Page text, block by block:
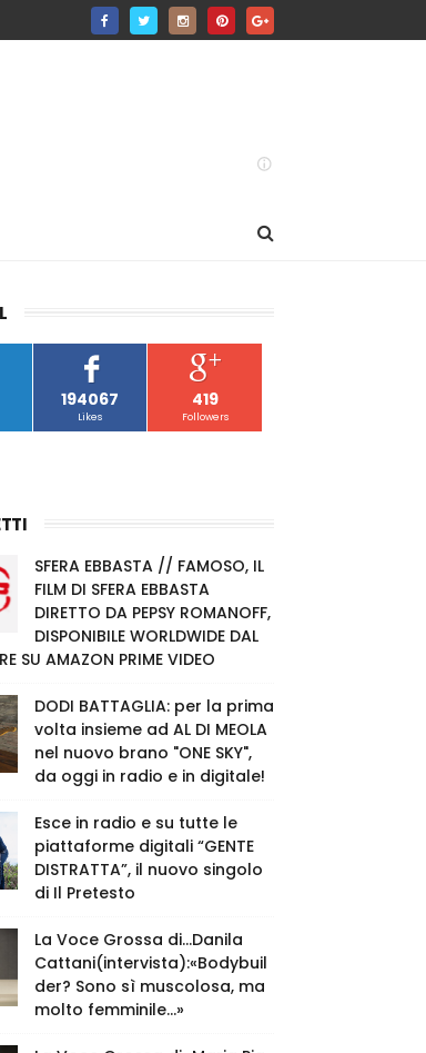
194067
Likes
419
Followers
SFERA EBBASTA // FAMOSO, IL
FILM DI SFERA EBBASTA
DIRETTO DA PEPSY ROMANOFF,
DISPONIBILE WORLDWIDE DAL
SU AMAZON PRIME VIDEO
DODI BATTAGLIA: per la prima
volta insieme ad AL DI MEOLA
nel nuovo brano "ONE SKY",
da oggi in radio e in digitale!
Esce in radio e su tutte le
piattaforme digitali “GENTE
DISTRATTA”, il nuovo singolo
di Il Pretesto
La Voce Grossa di…Danila
Cattani(intervista):«Bodybuil
der? Sono sì muscolosa, ma
molto femminile…»